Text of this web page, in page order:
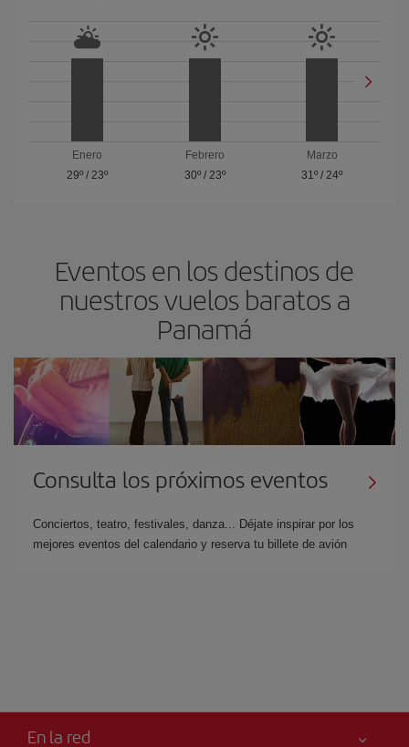
Enero
29º/ 23º
Febrero
30º/ 23º
Marzo
31º /24º
Eventos en los destinos de
nuestros vuelos baratos a
Panam
Consulta los próximos eventos
Conciertos, teatro, festivales, danza... Déjate inspirar por los
mejores eventos del calendario y reserva tu billete de avión
En la red